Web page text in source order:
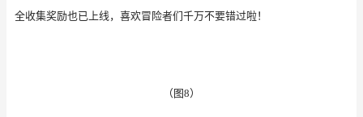
全收集奖励也已上线， 喜欢冒险者们千万不要错过啦！
（图8）